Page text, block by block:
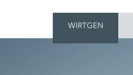
WIRTGEN